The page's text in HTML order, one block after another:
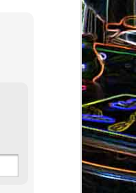
Quiche sans pâte au chorizo
et aux pommes de terre